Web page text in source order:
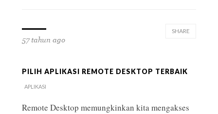
57 tahun ago
SHARE
PILIH APLIKASI REMOTE DESKTOP TERBAIK
APLIKASI
Remote Desktop memungkinkan kita mengakses